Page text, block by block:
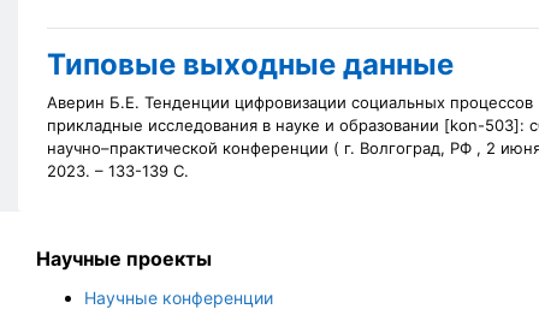
Типовые выходные данные
Аверин Б.Е. Тенденции цифровизации социальных
прикладные исследования в науке и образовании [kon-503]:
научно–практической конференции ( г. Волгоград, РФ , 2
2023. – 133-139 С.
Научные проекты
Научные конференции